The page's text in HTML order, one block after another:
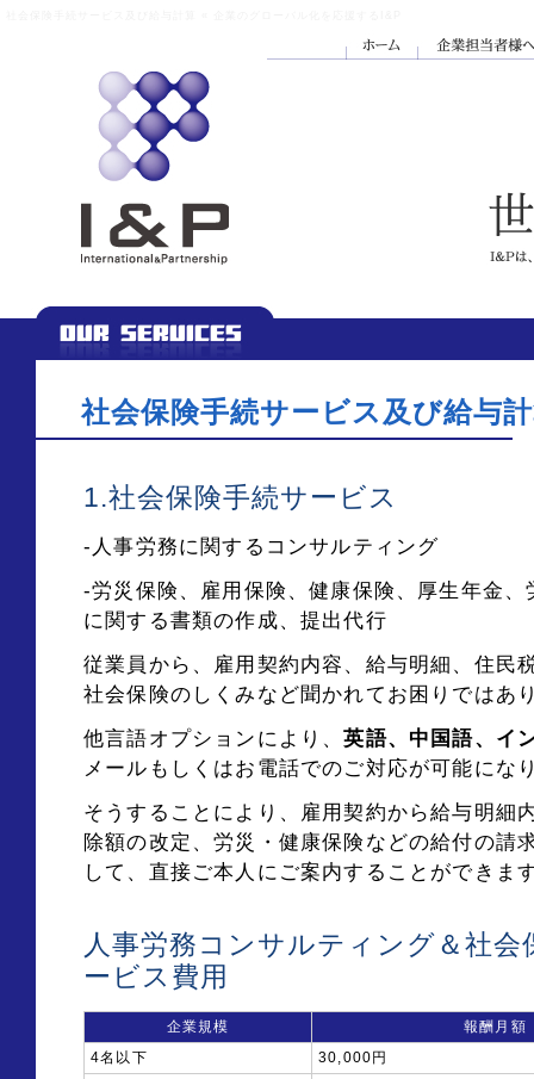
社会保険手続サービス及び給与
1.社会保険手続サービス
-人事労務に関するコンサルティング
-労災保険、雇用保険、健康保険、厚生年金、
に関する書類の作成、提出代行
従業員から、雇用契約内容、給与明細、住民
社会保険のしくみなど聞かれてお困りではあ
他言語オプションにより、英語、中国語、イ
メールもしくはお電話でのご対応が可能にな
そうすることにより、雇用契約から給与明細
除額の改定、労災・健康保険などの給付の請
して、直接ご本人にご案内することができま
人事労務コンサルティング＆社会
ービス費用
企業規模
報酬月額
4名以下
30,000円